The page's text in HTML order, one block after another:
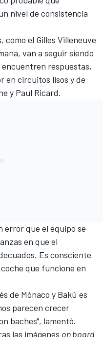
nivel de consistencia
como el Gilles Villeneuve
van a seguir siendo
respuestas,
en circuitos lisos y de
y Paul Ricard.
error que el equipo se
en que el
Es consciente
que funcione en
de Mónaco y Bakú es
parecen crecer
baches", lamentó.
las imágenes on board